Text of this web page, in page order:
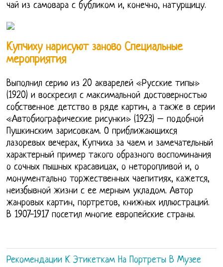
чай из самовара с бубликом и, конечно, натурщицу.
Купчиху нарисуют заново Специальные
мероприятия
Выполнил серию из 20 акварелей «Русские типы»
(1920) и воскресил с максимальной достоверностью
собственное детство в ряде картин, а также в серии
«Автобиографические рисунки» (1923) – подобной
Пушкинским зарисовкам. О приближающихся
лазоревых вечерах, Купчиха за чаем и замечательный
характерный пример такого образного воспоминания
о сочных пышных красавицах, о неторопливой и, о
монументально торжественных чаепитиях, кажется,
неизбывной жизни с ее мерным укладом. Автор
жанровых картин, портретов, книжных иллюстраций.
В 1907-1917 посетил многие европейские страны.
Рекомендации К Этикеткам На Портреты В Музее